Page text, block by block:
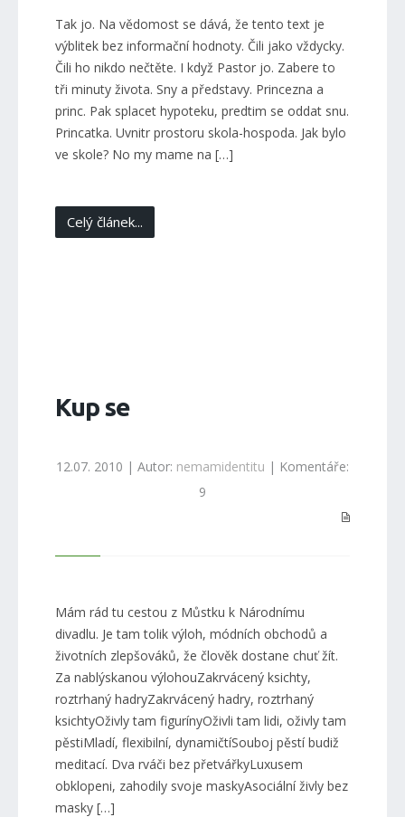
Tak jo. Na vědomost se dává, že tento text je
výblitek bez informační hodnoty. Čili jako vždycky.
Čili ho nikdo nečtěte. I když Pastor jo. Zabere to
tři minuty života. Sny a představy. Princezna a
princ. Pak splacet hypoteku, predtim se oddat snu.
Princatka. Uvnitr prostoru skola-hospoda. Jak bylo
ve skole? No my mame na […]
Celý článek...
Kup se
12.07. 2010 | Autor: nemamidentitu | Komentáře:
9
Mám rád tu cestou z Můstku k Národnímu
divadlu. Je tam tolik výloh, módních obchodů a
životních zlepšováků, že člověk dostane chuť žít.
Za nablýskanou výlohouZakrvácený ksichty,
roztrhaný hadryZakrvácený hadry, roztrhaný
ksichtyOživly tam figurínyOživli tam lidi, oživly tam
pěstiMladí, flexibilní, dynamičtíSouboj pěstí budiž
meditací. Dva rváči bez přetvářkyLuxusem
obklopeni, zahodily svoje maskyAsociální živly bez
masky […]